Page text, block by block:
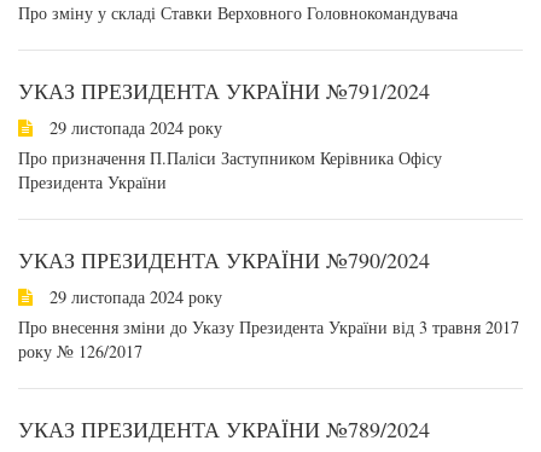
Про зміну у складі Ставки Верховного Головнокомандувача
УКАЗ ПРЕЗИДЕНТА УКРАЇНИ №791/2024
29 листопада 2024 року
Про призначення П.Паліси Заступником Керівника Офісу
Президента України
УКАЗ ПРЕЗИДЕНТА УКРАЇНИ №790/2024
29 листопада 2024 року
Про внесення зміни до Указу Президента України від 3 травня 2017
року № 126/2017
УКАЗ ПРЕЗИДЕНТА УКРАЇНИ №789/2024